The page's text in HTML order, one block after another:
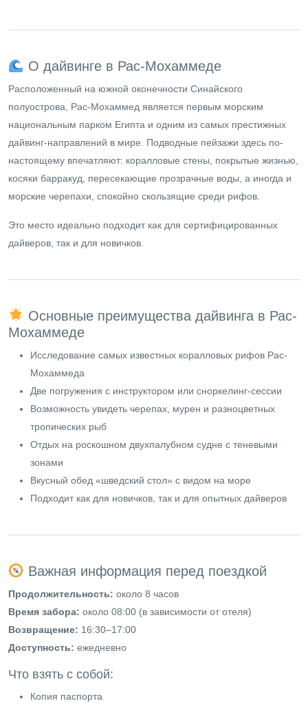
О дайвинге в Рас-Мохаммеде
Расположенный на южной оконечности Синайского
полуострова, Рас-Мохаммед является первым морским
национальным парком Египта и одним из самых престижных
дайвинг-направлений в мире. Подводные пейзажи здесь по-
настоящему впечатляют: коралловые стены, покрытые жизнью,
косяки барракуд, пересекающие прозрачные воды, а иногда и
морские черепахи, спокойно скользящие среди рифов.
Это место идеально подходит как для сертифицированных
дайверов, так и для новичков.
Основные преимущества дайвинга в Рас-
Мохаммеде
Исследование самых известных коралловых рифов Рас-
Мохаммеда
Две погружения с инструктором или сноркелинг-сессии
Возможность увидеть черепах, мурен и разноцветных
тропических рыб
Отдых на роскошном двухпалубном судне с теневыми
зонами
Вкусный обед «шведский стол» с видом на море
Подходит как для новичков, так и для опытных дайверов
Важная информация перед поездкой
Продолжительность: около 8 часов
Время забора: около 08:00 (в зависимости от отеля)
Возвращение: 16:30–17:00
Доступность: ежедневно
Что взять с собой:
Копия паспорта